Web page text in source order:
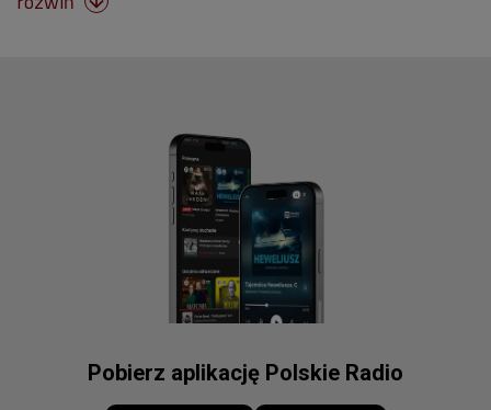
Pobierz aplikację Polskie Radio